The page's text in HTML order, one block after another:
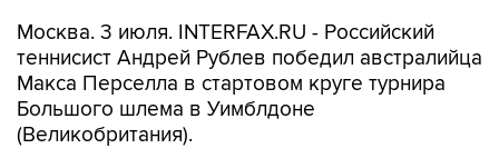
Москва. 3 июля. INTERFAX.RU - Российский
теннисист Андрей Рублев победил австралийца
Макса Перселла в стартовом круге турнира
Большого шлема в Уимблдоне
(Великобритания).